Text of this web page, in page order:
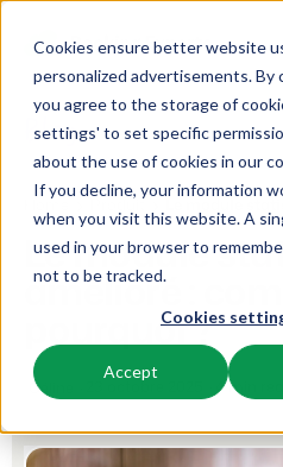
Cookies ensure better website
personalized advertisements. By
you agree to the storage of
settings' to set specific
about the use of cookies in our
If you decline, your information
when you visit this website. A
used in your browser to
not to be tracked.
Cookies
Accept
Plateforme
BEX PMS
PMS
Optimisez votre back-office.
Boostez les réservations directes
Optimisez vos décisions grâce à
Solutions
Booking Experts pour:
Aires de camping, tentes de
Villas, bungalows, chalets et
Ressources
Connaissance
BEX Academy
Suivez des cours en ligne et
Tarifs
Témoignages
Blog
Explorer les catégories
Tout
Inspiration
Marketing
Conseils & astuces
Produit
Du concept à la solution
Home Produit
Le module
amélioré :
pourquoi ?
Céline 23 octobre 2025 4 min read